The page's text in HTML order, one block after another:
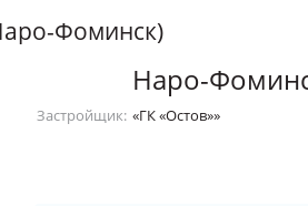
Фоминск)
Наро-
Застройщик: «ГК «Остов»»